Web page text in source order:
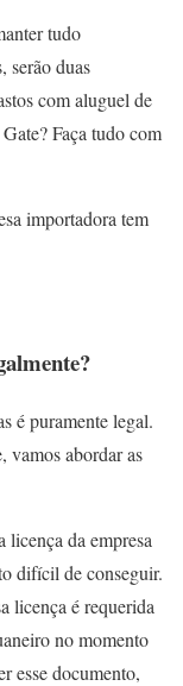
tudo
serão duas
com aluguel de
Faça tudo com
importadora tem
é puramente legal.
vamos abordar as
licença da empresa
difícil de conseguir.
licença é requerida
no momento
esse documento,